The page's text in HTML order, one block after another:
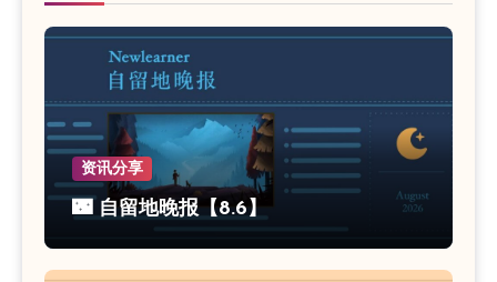
资讯分享
🌃 自留地晚报【8.6】